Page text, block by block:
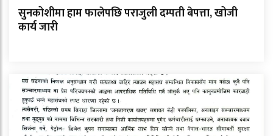
सुनकोशीमा हाम फालेपछि पराजुली दम्पती बेपत्ता, खोजी
कार्य जारी